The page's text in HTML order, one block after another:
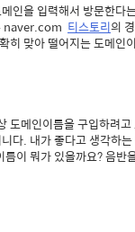
인을 입력해서 방문한
naver.com 티스토리의
히 맞아 떨어지는 도메
도메인이름을 구입하려
다. 내가 좋다고 생각하
이 뭐가 있을까요? 음반